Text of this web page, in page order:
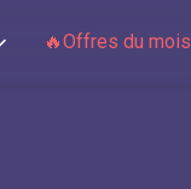
🔥Offres du mois